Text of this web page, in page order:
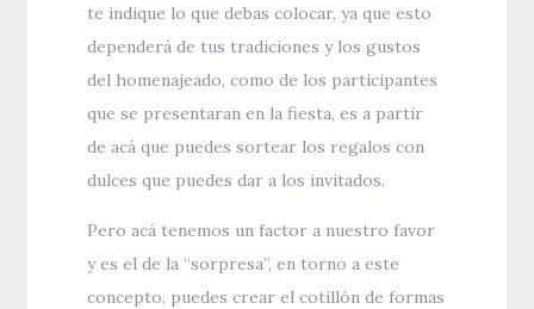
te indique lo que debas colocar, ya que esto
dependerá de tus tradiciones y los gustos
del homenajeado, como de los participantes
que se presentaran en la fiesta, es a partir
de acá que puedes sortear los regalos con
dulces que puedes dar a los invitados.
Pero acá tenemos un factor a nuestro favor
y es el de la “sorpresa”, en torno a este
concepto, puedes crear el cotillón de formas